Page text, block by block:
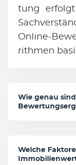
tung
On­line-
rith­men
Wie genau
Welche